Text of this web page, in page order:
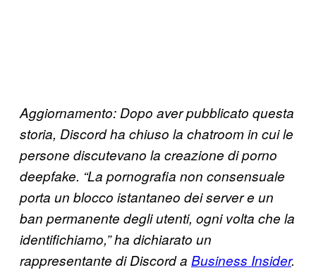
Aggiornamento: Dopo aver pubblicato questa
storia, Discord ha chiuso la chatroom in cui le
persone discutevano la creazione di porno
deepfake. “La pornografia non consensuale
porta un blocco istantaneo dei server e un
ban permanente degli utenti, ogni volta che la
identifichiamo,” ha dichiarato un
rappresentante di Discord a Business Insider.